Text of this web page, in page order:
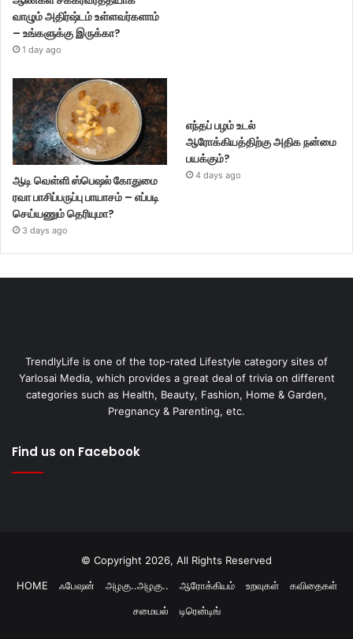
வாழும் அதிர்ஷ்டம் உள்ளவர்களாம்
– உங்களுக்கு இருக்கா?
1 day ago
ஆடி வெள்ளி ஸ்பெஷல் கோதுமை
ரவா பாசிப்பருப்பு பாயாசம் – எப்படி
செய்யணும் தெரியுமா?
3 days ago
எந்தப் பழம் உடல்
ஆரோக்கியத்திற்கு அதிக நன்மை
பயக்கும்?
4 days ago
TrendlyLife is one of the top-rated Lifestyle category sites of
Yarlosai Media, which provides a great deal of trivia on different
categories such as Health, Beauty, Fashion, Home & Garden,
Pregnancy & Parenting, etc.
Find us on Facebook
© Copyright 2026, All Rights Reserved
HOME
ஃபேஷன் அழகு..அழகு.. ஆரோக்கியம் உறவுகள்
கவிதைகள்
சமையல்
டிரென்டிங்